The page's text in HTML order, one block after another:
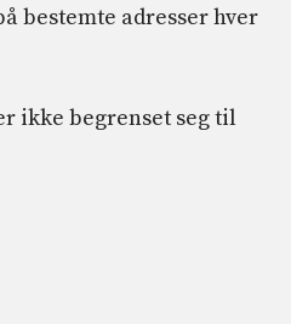
bestemte adresser hver
ikke begrenset seg til